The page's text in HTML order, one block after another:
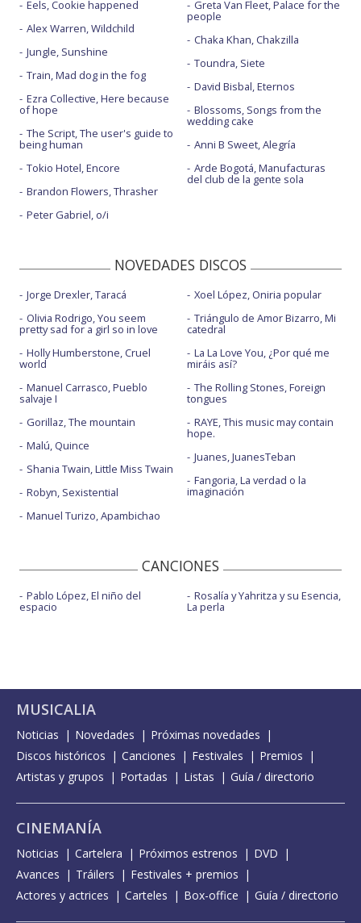
Eels, Cookie happened
Alex Warren, Wildchild
Jungle, Sunshine
Train, Mad dog in the fog
Ezra Collective, Here because
of hope
The Script, The user's guide to
being human
Tokio Hotel, Encore
Brandon Flowers, Thrasher
Peter Gabriel, o/i
Greta Van Fleet, Palace for the
people
Chaka Khan, Chakzilla
Toundra, Siete
David Bisbal, Eternos
Blossoms, Songs from the
wedding cake
Anni B Sweet, Alegría
Arde Bogotá, Manufacturas
del club de la gente sola
NOVEDADES DISCOS
Jorge Drexler, Taracá
Olivia Rodrigo, You seem
pretty sad for a girl so in love
Holly Humberstone, Cruel
world
Manuel Carrasco, Pueblo
salvaje I
Gorillaz, The mountain
Malú, Quince
Shania Twain, Little Miss Twain
Robyn, Sexistential
Manuel Turizo, Apambichao
Xoel López, Oniria popular
Triángulo de Amor Bizarro, Mi
catedral
La La Love You, ¿Por qué me
miráis así?
The Rolling Stones, Foreign
tongues
RAYE, This music may contain
hope.
Juanes, JuanesTeban
Fangoria, La verdad o la
imaginación
CANCIONES
Pablo López, El niño del
espacio
Rosalía y Yahritza y su Esencia,
La perla
MUSICALIA
Noticias Novedades
Próximas novedades
Discos históricos
Canciones Festivales
Premios
Artistas y grupos
Portadas Listas Guía / directorio
CINEMANÍA
Noticias Cartelera Próximos estrenos
DVD
Avances
Tráilers
Festivales + premios
Actores y actrices
Carteles Box-office Guía / directorio